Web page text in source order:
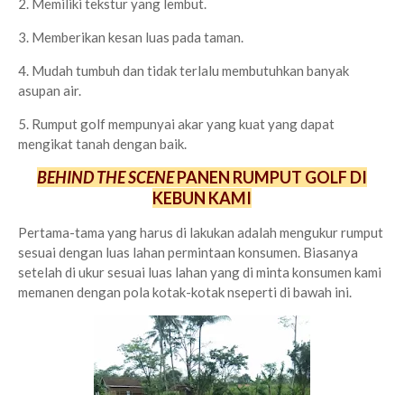
2. Memiliki tekstur yang lembut.
3. Memberikan kesan luas pada taman.
4. Mudah tumbuh dan tidak terlalu membutuhkan banyak
asupan air.
5. Rumput golf mempunyai akar yang kuat yang dapat
mengikat tanah dengan baik.
BEHIND THE SCENEPANEN RUMPUT GOLF DI
KEBUN KAMI
Pertama-tama yang harus di lakukan adalah mengukur rumput
sesuai dengan luas lahan permintaan konsumen. Biasanya
setelah di ukur sesuai luas lahan yang di minta konsumen kami
memanen dengan pola kotak-kotak nseperti di bawah ini.